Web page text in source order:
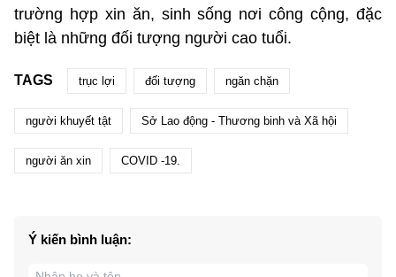
trường hợp xin ăn, sinh sống nơi công cộng, đặc
biệt là những đối tượng người cao tuổi.
TAGS trục lợi đối tượng ngăn chặn
người khuyết tật Sở Lao động - Thương binh và Xã hội
người ăn xin COVID -19.
Ý kiến bình luận: